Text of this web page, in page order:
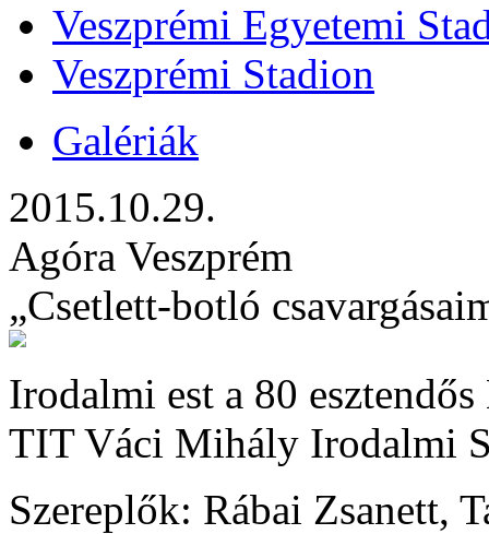
Veszprémi Egyetemi
Veszprémi Stadion
Galériák
2015.10.29.
Agóra Veszprém
„Csetlett-botló
Irodalmi est a 80
TIT Váci Mihály Irodalmi
Szereplők: Rábai Zsanett,